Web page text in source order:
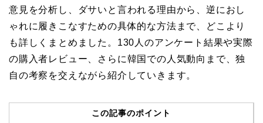
意見を分析し、ダサいと言われる理由から、逆におし
ゃれに履きこなすための具体的な方法まで、どこより
も詳しくまとめました。130人のアンケート結果や実際
の購入者レビュー、さらに韓国での人気動向まで、独
自の考察を交えながら紹介していきます。
この記事のポイント